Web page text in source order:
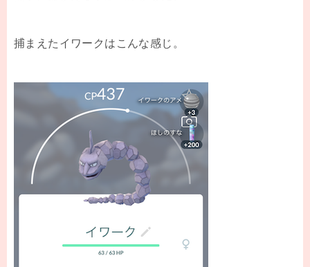
捕まえたイワークはこんな感じ。